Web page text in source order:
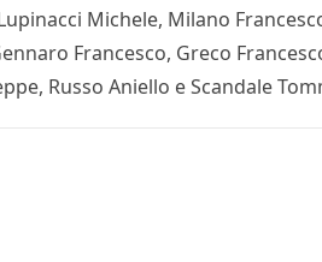
Michele, Milano
Francesco, Greco
Russo Aniello e Scandale